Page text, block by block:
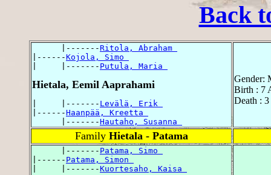
Back
      |-------
Ritola, Abraham
|------Kojola, Simo
|     |------- Putula, Maria
Hietala, Eemil Aaprahami
|     |------- Levälä, Erik
|------Haanpää, Kreetta
      |-------
Hautaho, Susanna
Gender:
Birth : 7
Death :
Family Hietala - Patama
      |-------
Patama, Simo
|------ Patama, Simon
|     |-------Kuortesaho, Kaisa